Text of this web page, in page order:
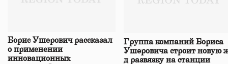
Борис Ушерович рассказал
о применении
инновационных
Группа компаний Бориса
Ушеровича строит новую
д развязку на станции